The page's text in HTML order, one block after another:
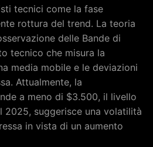
tecnici come la fase
rottura del trend. La teoria
delle Bande di
tecnico che misura la
media mobile e le deviazioni
Attualmente, la
a meno di $3.500, il livello
2025, suggerisce una volatilità
in vista di un aumento